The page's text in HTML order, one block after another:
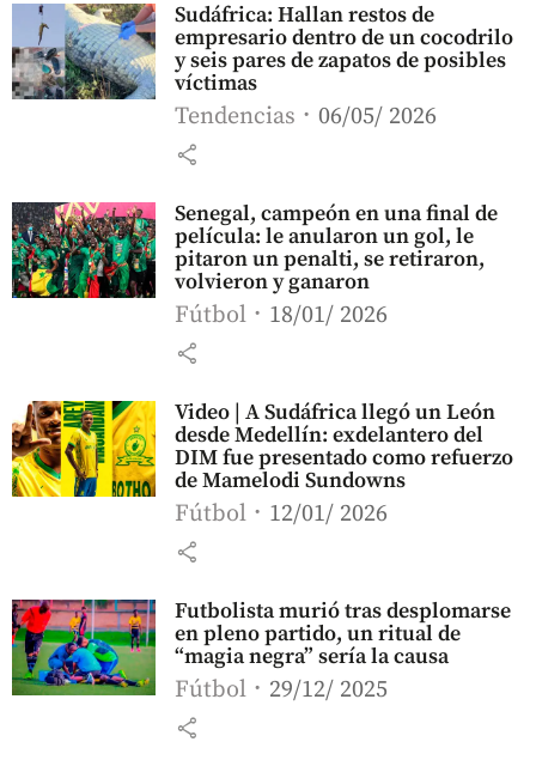
Sudáfrica: Hallan restos de
empresario dentro de un cocodrilo
y seis pares de zapatos de posibles
víctimas
Tendencias 06/05/ 2026
share
Senegal, campeón en una final de
película: le anularon un gol, le
pitaron un penalti, se retiraron,
volvieron y ganaron
Fútbol 18/01/ 2026
share
Video | A Sudáfrica llegó un León
desde Medellín: exdelantero del
DIM fue presentado como refuerzo
de Mamelodi Sundowns
Fútbol 12/01/ 2026
share
Futbolista murió tras desplomarse
en pleno partido, un ritual de
“magia negra” sería la causa
Fútbol 29/12/ 2025
share